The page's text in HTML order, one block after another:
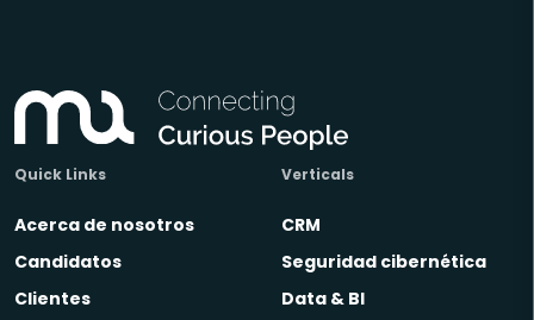
Quick Links
Acerca de nosotros
Candidatos
Clientes
Verticals
CRM
Seguridad cibernética
Data & BI